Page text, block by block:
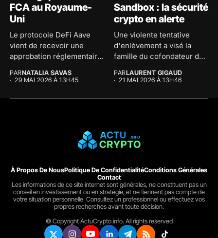
FCA au Royaume-
Uni
Le protocole DeFi Aave
vient de recevoir une
approbation réglementaire
PARNATALIA SAVAS
29 MAI 2026 À 13H45
Sandbox : la sécurité
crypto en alerte
Une violente tentative
d'enlèvement a visé la
famille du cofondateur de
PARLAURENT GIGAUD
21 MAI 2026 À 13H46
À Propos De NousPolitique De ConfidentialitéConditions Générales
Contact
Les informations de ce site internet sont générales, ne constituent pas un
conseil en investissement ou en stratégie, et ne tiennent pas compte de
votre situation personnelle. Consultez un professionnel ou effectuez vos
propres recherches avant toute décision.
© Copyright ActuCrypto.info. All rights reserved